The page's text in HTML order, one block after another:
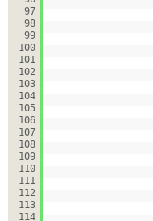
97
98
99
100
101
102
103
104
105
106
107
108
109
110
111
112
113
114